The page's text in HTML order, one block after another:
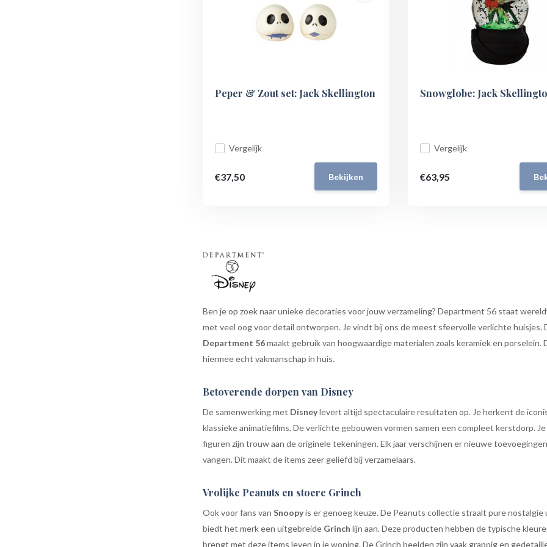
Peper & Zout set: Jack Skellington
Vergelijk
€37,50 Bekijken
Snowglobe: Jack
Vergelijk
€63,95
Ben je op zoek naar unieke decoraties voor jouw verzameling? Department 56 staat
met veel oog voor detail ontworpen. Je vindt bij ons de meest sfeervolle verlichte
Department 56maakt gebruik van hoogwaardige materialen zoals keramiek en
hiermee echt vakmanschap in huis.
Betoverende dorpen van Disney
De samenwerking met Disneylevert altijd spectaculaire resultaten op. Je herkent de
klassieke animatiefilms. De verlichte gebouwen vormen samen een compleet kerstdorp.
figuren zijn trouw aan de originele tekeningen. Elk jaar verschijnen er nieuwe
vangen. Dit maakt de items zeer geliefd bij verzamelaars.
Vrolijke Peanuts en stoere Grinch
Ook voor fans van Snoopyis er genoeg keuze. De Peanuts collectie straalt pure
biedt het merk een uitgebreide Grinch lijn aan. Deze producten hebben de typische
brengt met deze items leven in je woning. De Grinch beelden zijn vaak grappig en